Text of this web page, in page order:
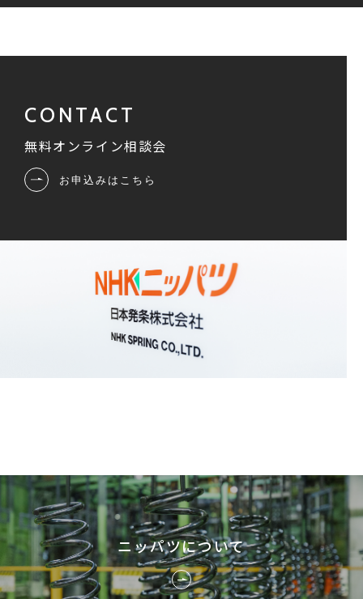
無料オンライン相談会
お申込みはこちら
ニッパツについて